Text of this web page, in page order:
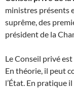
ministres présents
suprême, des
président de la
Le Conseil privé
En théorie, il peut
l’État. En pratique